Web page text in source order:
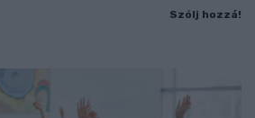
Szólj hozzá!